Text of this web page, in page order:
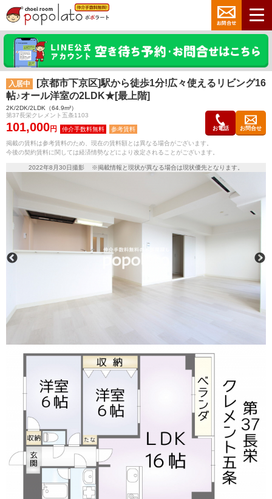
入居中
[京都市下京区]駅から徒歩1分!広々使えるリビング16
帖♪オール洋室の2LDK★[最上階]
2K/2DK/2LDK（64.9m²）
第37長栄クレメント五条1103
101,000円 参考賃料 お電話 お問合せ
掲載の賃料は参考賃料のため、現在の賃料額とは異なる場合がございます。
今後の契約賃料に関しては経済情勢などにより改定されることがございます。
2022年8月30日撮影 ※掲載情報と現状が異なる場合は現状優先となります。